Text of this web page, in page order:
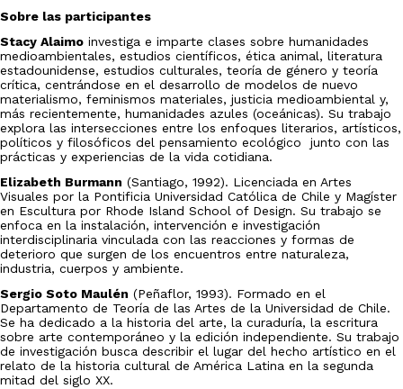
Sobre las participantes
Stacy Alaimo investiga e imparte clases sobre humanidades
medioambientales, estudios científicos, ética animal, literatura
estadounidense, estudios culturales, teoría de género y teoría
crítica, centrándose en el desarrollo de modelos de nuevo
materialismo, feminismos materiales, justicia medioambiental y,
más recientemente, humanidades azules (oceánicas). Su trabajo
explora las intersecciones entre los enfoques literarios, artísticos,
políticos y filosóficos del pensamiento ecológico junto con las
prácticas y experiencias de la vida cotidiana.
Elizabeth Burmann (Santiago, 1992). Licenciada en Artes
Visuales por la Pontificia Universidad Católica de Chile y Magíster
en Escultura por Rhode Island School of Design. Su trabajo se
enfoca en la instalación, intervención e investigación
interdisciplinaria vinculada con las reacciones y formas de
deterioro que surgen de los encuentros entre naturaleza,
industria, cuerpos y ambiente.
Sergio Soto Maulén (Peñaflor, 1993). Formado en el
Departamento de Teoría de las Artes de la Universidad de Chile.
Se ha dedicado a la historia del arte, la curaduría, la escritura
sobre arte contemporáneo y la edición independiente. Su trabajo
de investigación busca describir el lugar del hecho artístico en el
relato de la historia cultural de América Latina en la segunda
mitad del siglo XX.